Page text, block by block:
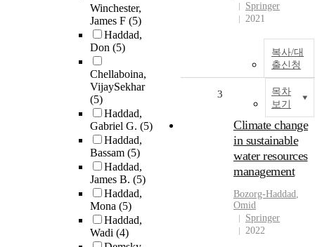
Winchester,
James F (5)
Haddad,
Don (5)
Chellaboina,
VijaySekhar
(5)
Haddad,
Gabriel G. (5)
Haddad,
Bassam (5)
Haddad,
James B. (5)
Haddad,
Mona (5)
Haddad,
Wadi (4)
Springer
2021
복사/대
출신청
목차
보기
3
Climate change
in sustainable
water resources
management
Bozorg-Haddad,
Omid
Springer
2022